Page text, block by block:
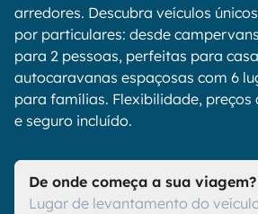
arredores. Descubra veículos
por particulares: desde
para 2 pessoas, perfeitas para
autocaravanas espaçosas com 6
para famílias. Flexibilidade, preços
e seguro incluído.
De onde começa a sua viagem?
Lugar de levantamento do